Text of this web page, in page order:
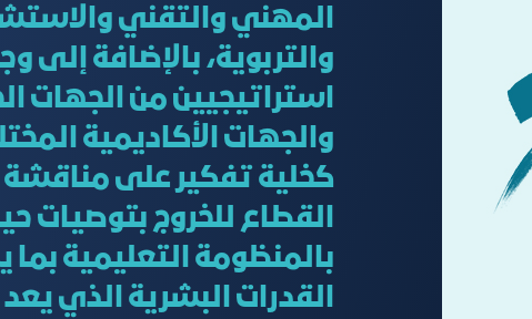
المهني والتقني
والتربوية، بالإضافة إلى
استراتيجيين من الجهات
والجهات الأكاديمية
كخلية تفكير على
القطاع للخروج بتوصيات
بالمنظومة التعليمية
القدرات البشرية الذي